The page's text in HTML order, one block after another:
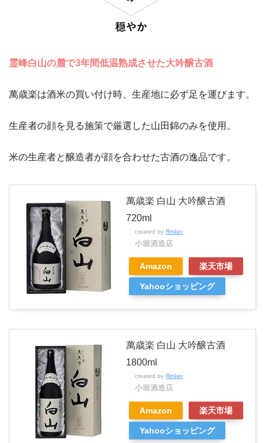
霊峰白山の麓で3年間低温熟成させた大吟醸古酒
萬歳楽は酒米の買い付け時、生産地に必ず足を運びます。
生産者の顔を見る施策で厳選した山田錦のみを使用。
米の生産者と醸造者が顔を合わせた古酒の逸品です。
萬歳楽 白山 大吟醸古酒
720ml
created by Rinker
小堀酒造店
Amazon 楽天市場
Yahooショッピング
萬歳楽 白山 大吟醸古酒
1800ml
created by Rinker
小堀酒造店
Amazon 楽天市場
Yahooショッピング